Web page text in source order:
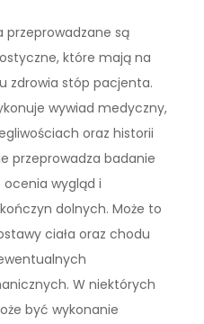
przeprowadzane są
które mają na
zdrowia stóp pacjenta.
wywiad medyczny,
oraz historii
przeprowadza badanie
wygląd i
dolnych. Może to
ciała oraz chodu
W niektórych
być wykonanie